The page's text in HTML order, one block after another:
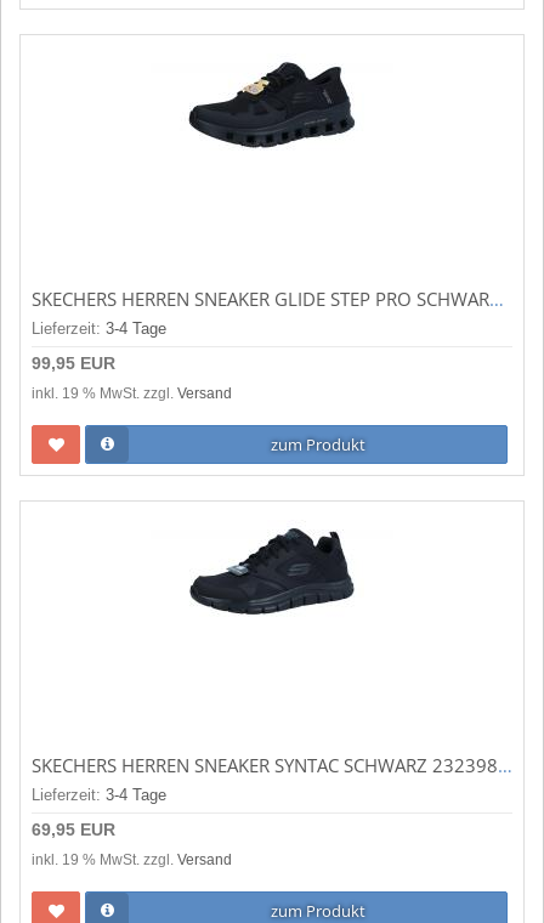
SKECHERS HERREN SNEAKER GLIDE STEP PRO SCHWARZ 232930 BBK
Lieferzeit: 3-4 Tage
99,95 EUR
inkl. 19 % MwSt. zzgl. Versand
zum Produkt
SKECHERS HERREN SNEAKER SYNTAC SCHWARZ 232398 BBK
Lieferzeit: 3-4 Tage
69,95 EUR
inkl. 19 % MwSt. zzgl. Versand
zum Produkt